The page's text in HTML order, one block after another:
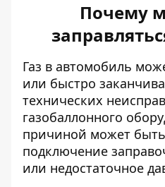
Почему
Газ в автомобиль
или быстро
технических
газобаллонного
причиной может
подключение
или недостаточное